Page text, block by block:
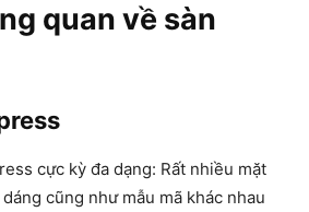
quan về sàn
cực kỳ đa dạng: Rất nhiều mặt
cũng như mẫu mã khác nhau